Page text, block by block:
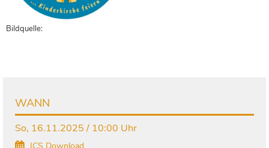
Bildquelle:
WANN
So, 16.11.2025 / 10:00 Uhr